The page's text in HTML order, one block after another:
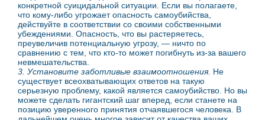
конкретной суицидальной ситуации. Если вы полагаете,
что кому-либо угрожает опасность самоубийства,
действуйте в соответствии со своими собственными
убеждениями. Опасность, что вы растеряетесь,
преувеличив потенциальную угрозу, — ничто по
сравнению с тем, что кто-то может погибнуть из-за вашего
невмешательства.
3. Установите заботливые взаимоотношения. Не
существует всеохватывающих ответов на такую
серьезную проблему, какой является самоубийство. Но вы
можете сделать гигантский шаг вперед, если станете на
позицию уверенного принятия отчаявшегося человека. В